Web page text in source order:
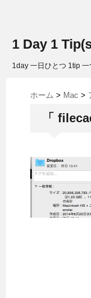
1 Day 1
1day 一日ひとつ 1tip
ホーム > Mac >
「